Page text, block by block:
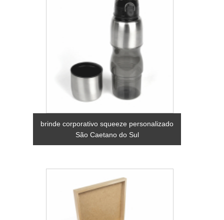
brinde corporativo squeeze personalizado
São Caetano do Sul